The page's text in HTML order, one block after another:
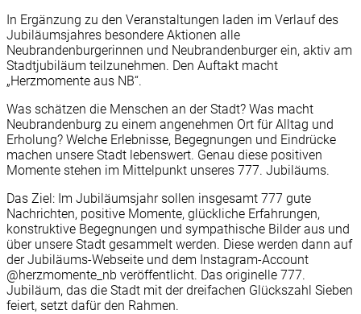
In Ergänzung zu den Veranstaltungen laden im Verlauf des
Jubiläumsjahres besondere Aktionen alle
Neubrandenburgerinnen und Neubrandenburger ein, aktiv am
Stadtjubiläum teilzunehmen. Den Auftakt macht
„Herzmomente aus NB“.
Was schätzen die Menschen an der Stadt? Was macht
Neubrandenburg zu einem angenehmen Ort für Alltag und
Erholung? Welche Erlebnisse, Begegnungen und Eindrücke
machen unsere Stadt lebenswert. Genau diese positiven
Momente stehen im Mittelpunkt unseres 777. Jubiläums.
Das Ziel: Im Jubiläumsjahr sollen insgesamt 777 gute
Nachrichten, positive Momente, glückliche Erfahrungen,
konstruktive Begegnungen und sympathische Bilder aus und
über unsere Stadt gesammelt werden. Diese werden dann auf
der Jubiläums-Webseite und dem Instagram-Account
@herzmomente_nb veröffentlicht. Das originelle 777.
Jubiläum, das die Stadt mit der dreifachen Glückszahl Sieben
feiert, setzt dafür den Rahmen.